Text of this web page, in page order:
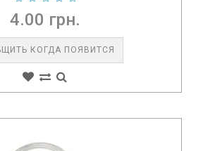
4.00 грн.
КОГДА ПОЯВИТСЯ